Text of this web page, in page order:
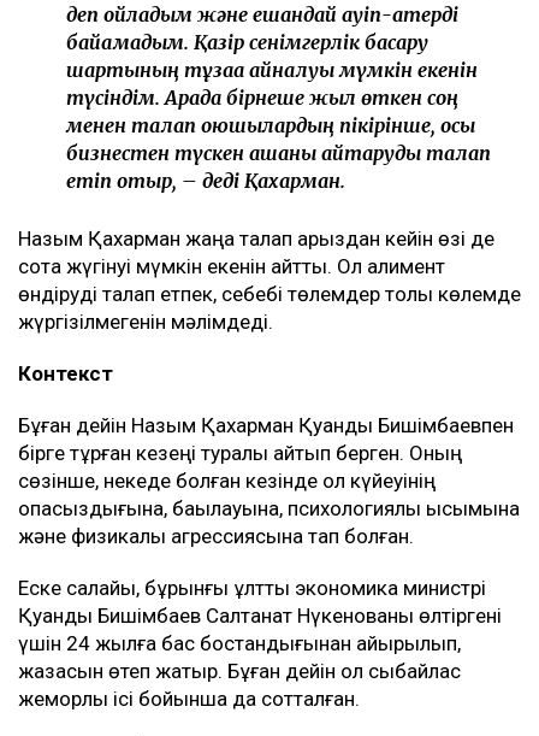
деп ойладым және ешқандай қауіп-қатерді
байқамадым. Қазір сенімгерлік басқару
шартының тұзаққа айналуы мүмкін екенін
түсіндім. Арада бірнеше жыл өткен соң
менен талап қоюшылардың пікірінше, осы
бизнестен түскен ақшаны қайтаруды талап
етіп отыр, – деді Қахарман.
Назым Қахарман жаңа талап арыздан кейін өзі де
сотқа жүгінуі мүмкін екенін айтты. Ол алимент
өндіруді талап етпек, себебі төлемдер толық көлемде
жүргізілмегенін мәлімдеді.
Контекст
Бұған дейін Назым Қахарман Қуандық Бишімбаевпен
бірге тұрған кезеңі туралы айтып берген. Оның
сөзінше, некеде болған кезінде ол күйеуінің
опасыздығына, бақылауына, психологиялық қысымына
және физикалық агрессиясына тап болған.
Еске салайық, бұрынғы ұлттық экономика министрі
Қуандық Бишімбаев Салтанат Нүкенованы өлтіргені
үшін 24 жылға бас бостандығынан айырылып,
жазасын өтеп жатыр. Бұған дейін ол сыбайлас
жемқорлық ісі бойынша да сотталған.